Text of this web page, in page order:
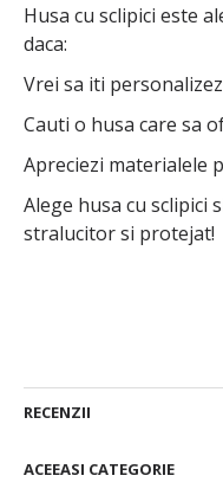
ACEEASI CATEGORIE
Husa cu sclipici este
daca:
Vrei sa iti
Cauti o husa care sa
Apreciezi materialele
Alege husa cu sclipici
stralucitor si protejat!
RECENZII